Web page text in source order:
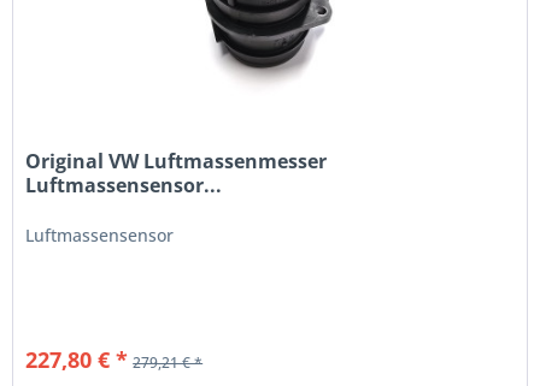
Original VW Luftmassenmesser
Luftmassensensor...
Luftmassensensor
227,80 € * 279,21 € *